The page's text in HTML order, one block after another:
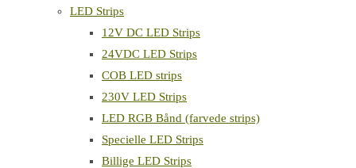
LED Strips
12V DC LED Strips
24VDC LED Strips
COB LED strips
230V LED Strips
LED RGB Bånd (farvede strips)
Specielle LED Strips
Billige LED Strips